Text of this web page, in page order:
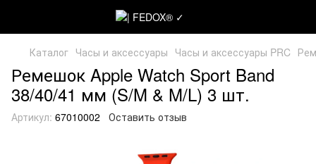
Каталог Часы и аксессуары Часы и аксессуары PRC
Ремешок Apple Watch Sport Band
38/40/41 мм (S/M & M/L) 3 шт.
Артикул: 67010002 Оставить отзыв